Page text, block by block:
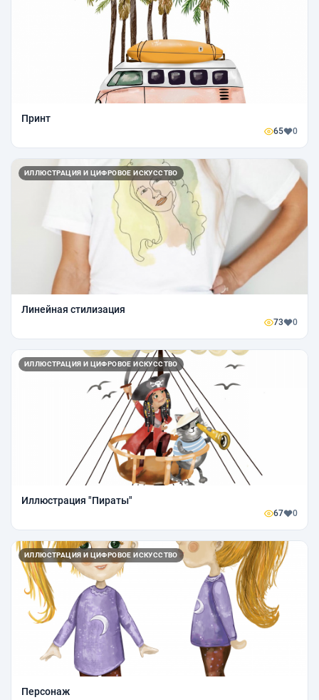
Принт
65 0
ИЛЛЮСТРАЦИЯ И ЦИФРОВОЕ ИСКУССТВО
Линейная стилизация
73 0
ИЛЛЮСТРАЦИЯ И ЦИФРОВОЕ ИСКУССТВО
Иллюстрация "Пираты"
67 0
ИЛЛЮСТРАЦИЯ И ЦИФРОВОЕ ИСКУССТВО
Персонаж